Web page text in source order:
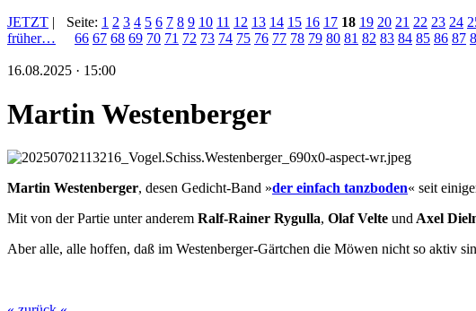
JETZT |
früher…
Seite: 1 2 3 4 5 6 7 8 9 10 11 12 13 14 15 16 17 18 19 20 21 22 23 24
66 67 68 69 70 71 72 73 74 75 76 77 78 79 80 81 82 83 84 85 86 87
16.08.2025 · 15:00
Martin Westenberger
Martin Westenberger, desen Gedicht-Band »der einfach tanzboden« seit
Mit von der Partie unter anderem Ralf-Rainer Rygulla, Olaf Velte undAxel
Aber alle, alle hoffen, daß im Westenberger-Gärtchen die Möwen nicht so aktiv